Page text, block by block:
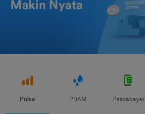
Pulsa PDAM Pascabayar